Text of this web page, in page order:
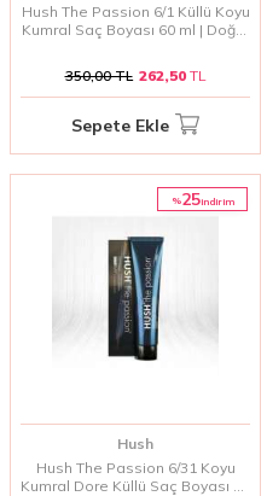
Hush The Passion 6/1 Küllü Koyu
Kumral Saç Boyası 60 ml | Doğal
350,00TL 262,50TL
Sepete Ekle
%25i̇ndirim
Hush
Hush The Passion 6/31 Koyu
Kumral Dore Küllü Saç Boyası 60